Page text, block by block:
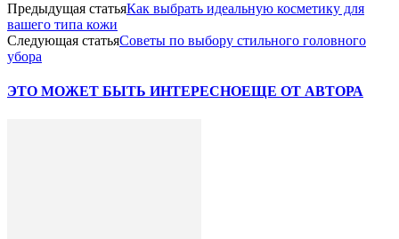
Предыдущая статьяКак выбрать идеальную косметику для
вашего типа кожи
Следующая статьяСоветы по выбору стильного головного
убора
ЭТО МОЖЕТ БЫТЬ ИНТЕРЕСНОЕЩЕ ОТ АВТОРА